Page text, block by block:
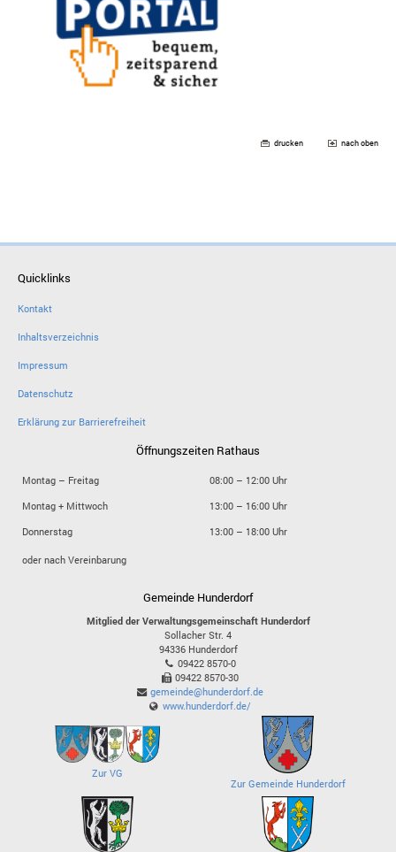
drucken nach oben
Quicklinks
Kontakt
Inhaltsverzeichnis
Impressum
Datenschutz
Erklärung zur Barrierefreiheit
Öffnungszeiten Rathaus
Montag – Freitag
08:00 – 12:00 Uhr
Montag + Mittwoch
13:00 – 16:00 Uhr
Donnerstag
13:00 – 18:00 Uhr
oder nach Vereinbarung
Gemeinde Hunderdorf
Mitglied der Verwaltungsgemeinschaft Hunderdorf
Sollacher Str. 4
94336 Hunderdorf
09422 8570-0
09422 8570-30
gemeinde@hunderdorf.de
www.hunderdorf.de/
Zur VG
Zur Gemeinde Hunderdorf